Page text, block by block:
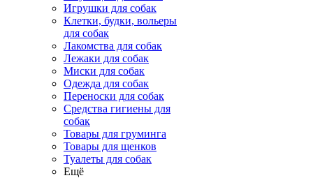
Игрушки для собак
Клетки, будки, вольеры
для собак
Лакомства для собак
Лежаки для собак
Миски для собак
Одежда для собак
Переноски для собак
Средства гигиены для
собак
Товары для груминга
Товары для щенков
Туалеты для собак
Ещё